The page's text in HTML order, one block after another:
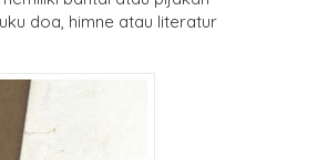
doa, himne atau literatur